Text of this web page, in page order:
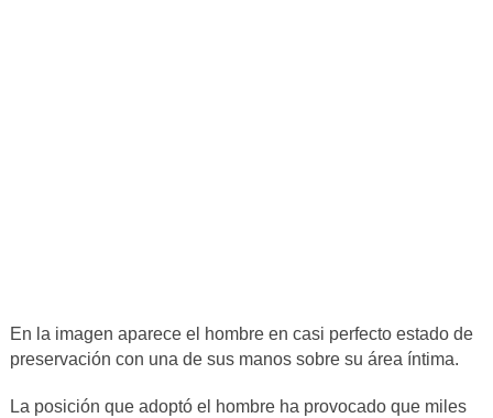
En la imagen aparece el hombre en casi perfecto estado de
preservación con una de sus manos sobre su área íntima.
La posición que adoptó el hombre ha provocado que miles